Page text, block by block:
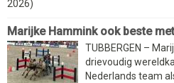
2026)
Marijke Hammink ook beste
TUBBERGEN –
drievoudig
Nederlands team